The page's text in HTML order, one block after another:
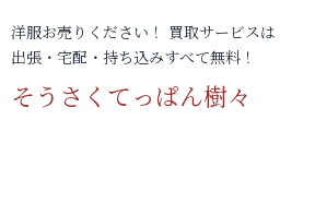
洋服お売りください！ 買取サービスは
出張・宅配・持ち込みすべて無料！
そうさくてっぱん樹々